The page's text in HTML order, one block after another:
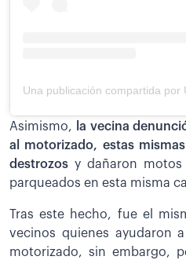
Asimismo,
la vecina
al motorizado, estas
destrozos y dañaron
parqueados en esta misma
Tras este hecho, fue el
vecinos quienes ayudaron
motorizado, sin embargo,